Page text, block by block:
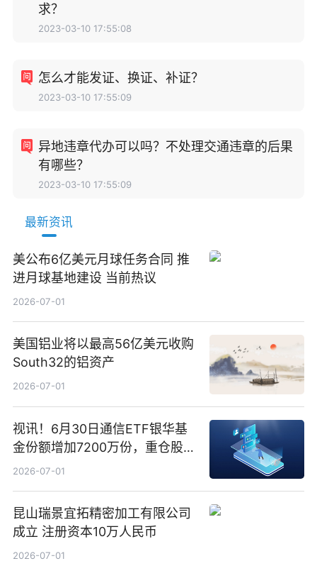
求？
2023-03-10 17:55:08
怎么才能发证、换证、补证？
2023-03-10 17:55:09
异地违章代办可以吗？不处理交通违章的后果
有哪些？
2023-03-10 17:55:09
最新资讯
美公布6亿美元月球任务合同 推
进月球基地建设 当前热议
2026-07-01
美国铝业将以最高56亿美元收购
South32的铝资产
2026-07-01
视讯！6月30日通信ETF银华基
金份额增加7200万份，重仓股新
易盛、中际旭创、立讯精密
2026-07-01
昆山瑞景宜拓精密加工有限公司
成立 注册资本10万人民币
2026-07-01